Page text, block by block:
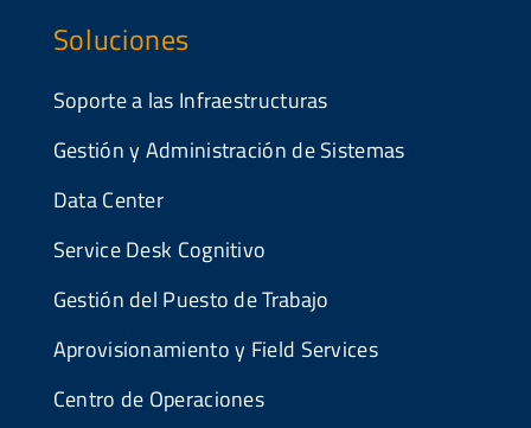
Soluciones
Soporte a las Infraestructuras
Gestión y Administración de Sistemas
Data Center
Service Desk Cognitivo
Gestión del Puesto de Trabajo
Aprovisionamiento y Field Services
Centro de Operaciones